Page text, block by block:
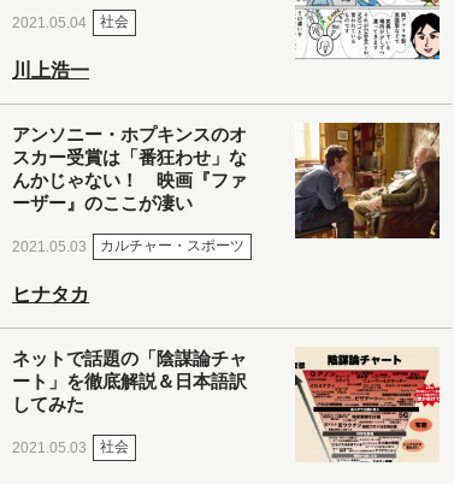
2021.05.04 社会
川上浩一
アンソニー・ホプキンスのオ
スカー受賞は「番狂わせ」な
んかじゃない！ 映画『ファ
ーザー』のここが凄い
2021.05.03 カルチャー・スポーツ
ヒナタカ
ネットで話題の「陰謀論チャ
ート」を徹底解説＆日本語訳
してみた
2021.05.03 社会